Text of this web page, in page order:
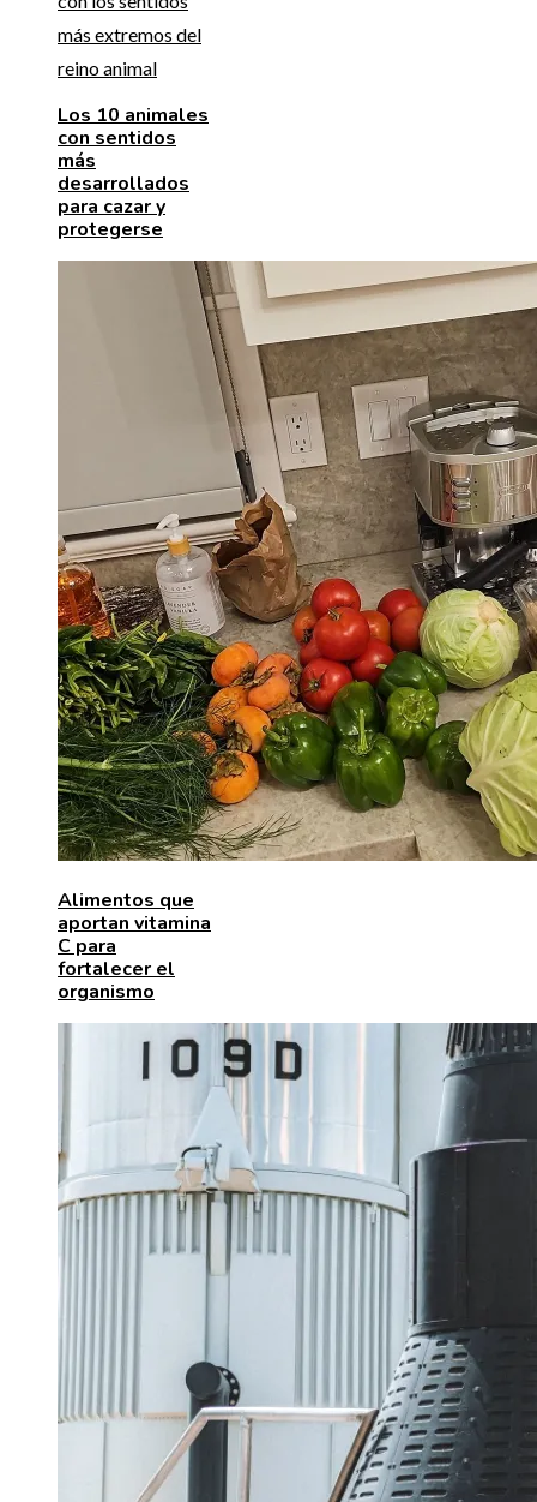
Los 10 animales
con sentidos
más
desarrollados
para cazar y
protegerse
Alimentos que
aportan vitamina
C para
fortalecer el
organismo